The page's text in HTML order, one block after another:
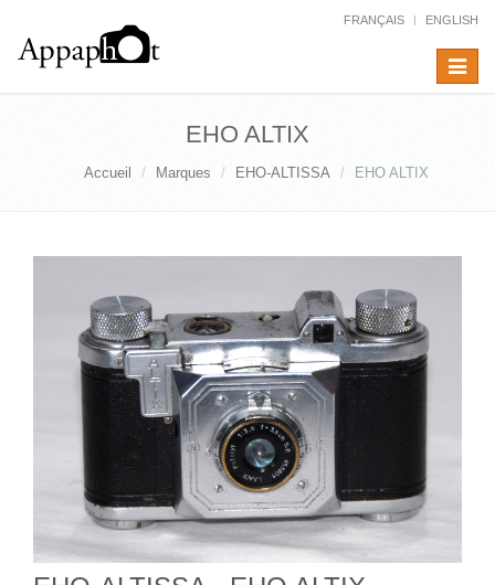
FRANÇAIS ENGLISH
Toggle
EHO ALTIX
Accueil Marques EHO-ALTISSA EHO ALTIX